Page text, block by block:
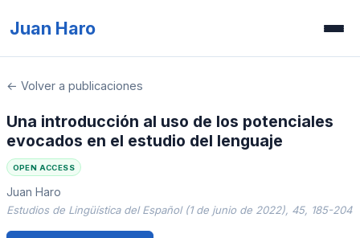
Juan Haro
Recursos
Prensa
Concurso de ilusiones
← Volver a publicaciones
Una introducción al uso de los potenciales
evocados en el estudio del lenguaje
OPEN ACCESS
Juan Haro
Estudios de Lingüística del Español (1 de junio de 2022), 45, 185-204